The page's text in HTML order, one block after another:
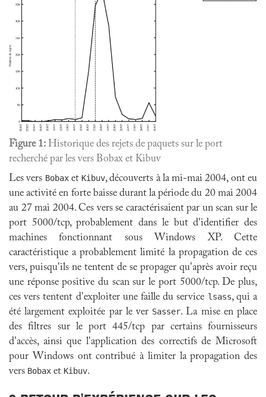
Figure 1: Historique des rejets de paquets sur le port
recherché par les vers Bobax et Kibuv
Les vers Bobaxet Kibuv, découverts à la mi-mai 2004, ont eu
une activité en forte baisse durant la période du 20 mai 2004
au 27 mai 2004. Ces vers se caractérisaient par un scan sur le
port 5000/tcp, probablement dans le but d'identifier des
machines fonctionnant sous Windows XP. Cette
caractéristique a probablement limité la propagation de ces
vers, puisqu'ils ne tentent de se propager qu'après avoir reçu
une réponse positive du scan sur le port 5000/tcp. De plus,
ces vers tentent d'exploiter une faille du service lsass, qui a
été largement exploitée par le ver Sasser. La mise en place
des filtres sur le port 445/tcp par certains fournisseurs
d'accès, ainsi que l'application des correctifs de Microsoft
pour Windows ont contribué à limiter la propagation des
vers Bobax et Kibuv.